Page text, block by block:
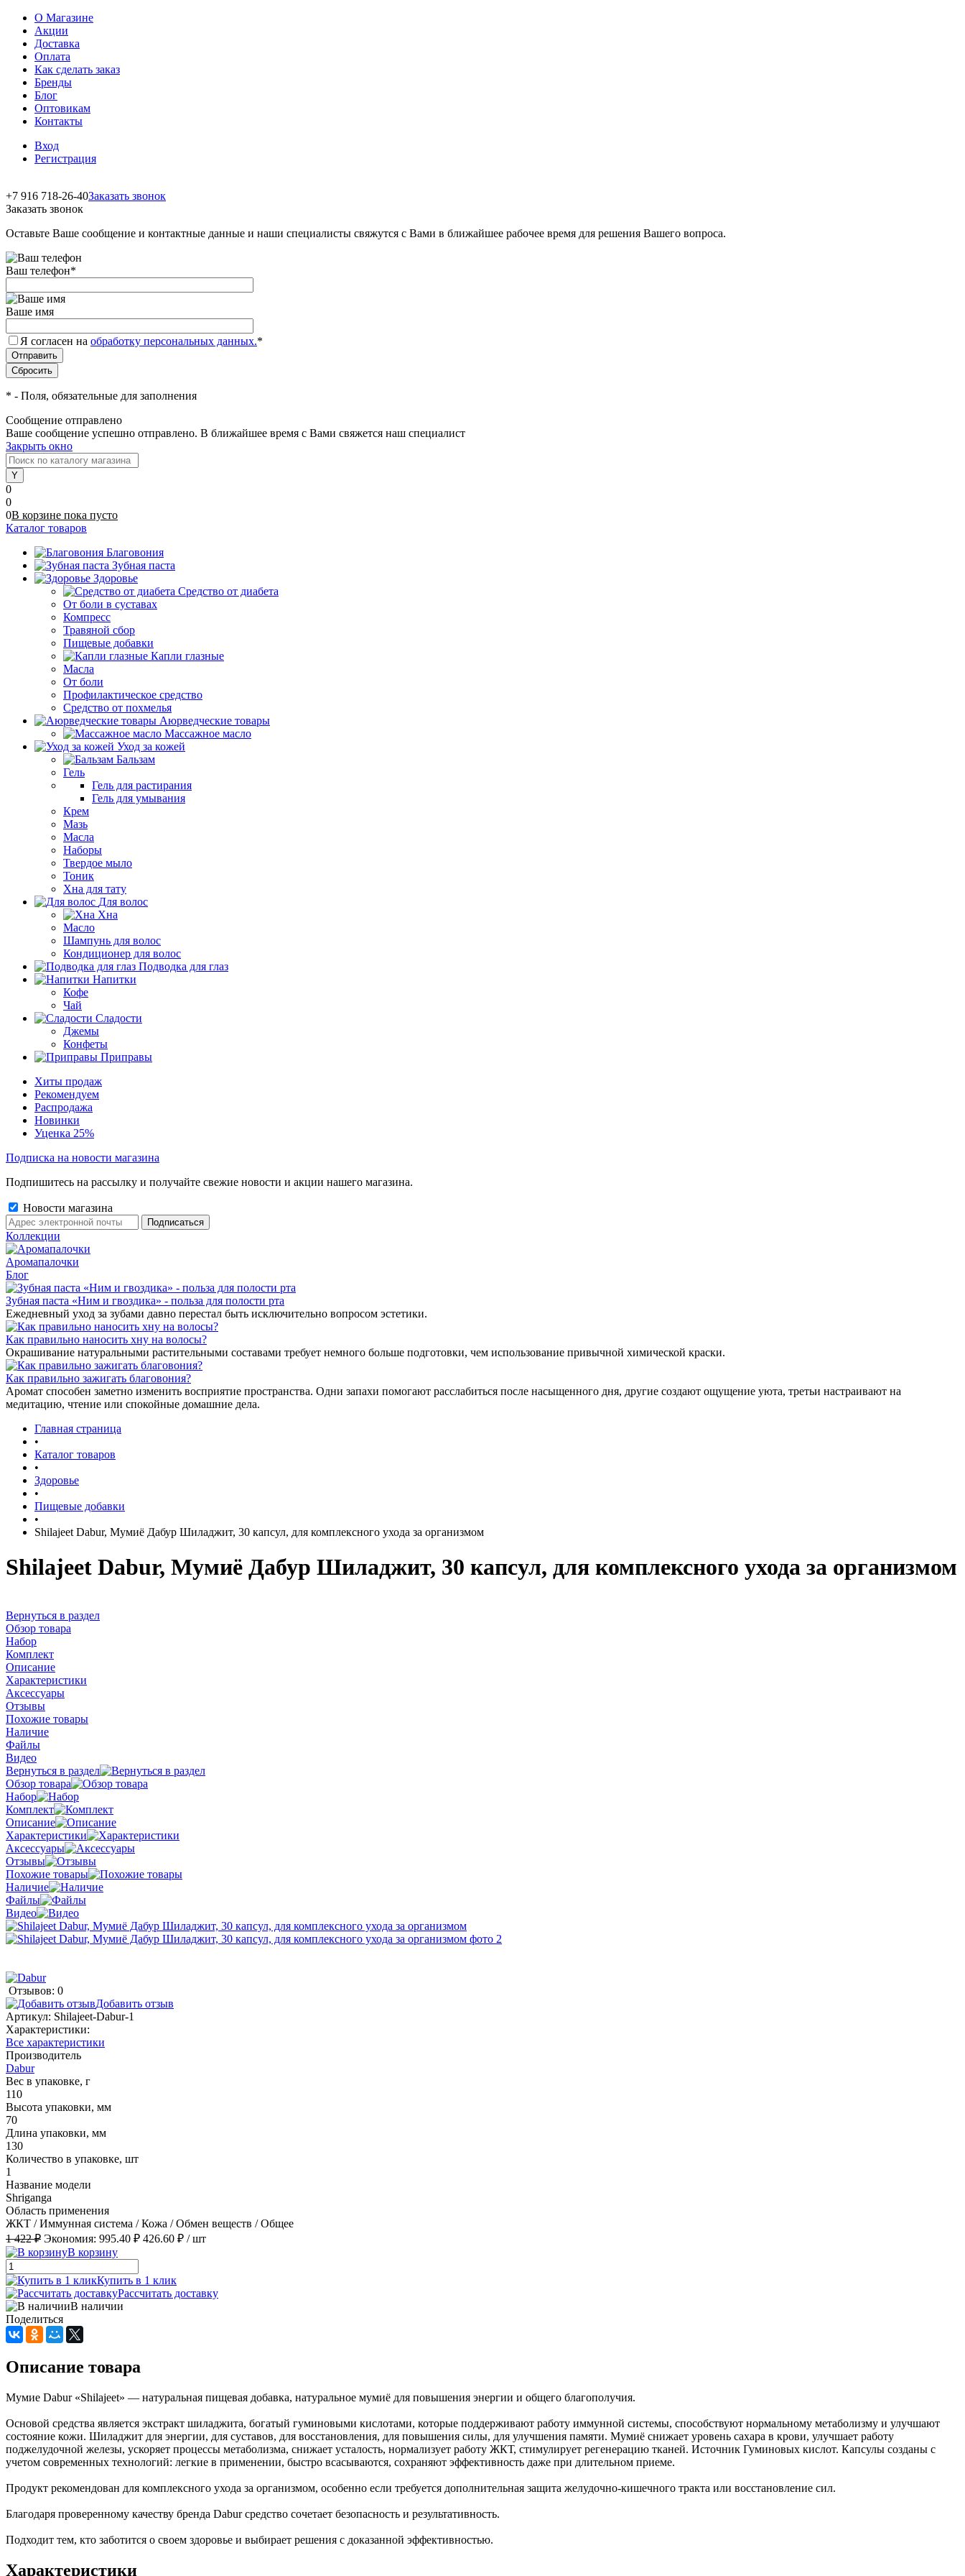
О Магазине
Акции
Доставка
Оплата
Как сделать заказ
Бренды
Блог
Оптовикам
Контакты
Вход
Регистрация
+7 916 718-26-40Заказать звонок
Заказать звонок
Оставьте Ваше сообщение и контактные данные и наши специалисты свяжутся с Вами в ближайшее рабочее время для решения Вашего вопроса.
Ваш телефон*
Ваше имя
Я согласен на обработку персональных данных.*
* - Поля, обязательные для заполнения
Сообщение отправлено
Ваше сообщение успешно отправлено. В ближайшее время с Вами свяжется наш специалист
Закрыть окно
0
0
0В корзине пока пусто
Каталог товаров
Благовония
Зубная паста
Здоровье
Средство от диабета
От боли в суставах
Компресс
Травяной сбор
Пищевые добавки
Капли глазные
Масла
От боли
Профилактическое средство
Средство от похмелья
Аюрведческие товары
Массажное масло
Уход за кожей
Бальзам
Гель
Гель для растирания
Гель для умывания
Крем
Мазь
Масла
Наборы
Твердое мыло
Тоник
Хна для тату
Для волос
Хна
Масло
Шампунь для волос
Кондиционер для волос
Подводка для глаз
Напитки
Кофе
Чай
Сладости
Джемы
Конфеты
Приправы
Хиты продаж
Рекомендуем
Распродажа
Новинки
Уценка 25%
Подписка на новости магазина
Подпишитесь на рассылку и получайте свежие новости и акции нашего магазина.
Новости магазина
Коллекции
Аромапалочки
Блог
Зубная паста «Ним и гвоздика» - польза для полости рта
Ежедневный уход за зубами давно перестал быть исключительно вопросом эстетики.
Как правильно наносить хну на волосы?
Окрашивание натуральными растительными составами требует немного больше подготовки, чем использование привычной химической краски.
Как правильно зажигать благовония?
Аромат способен заметно изменить восприятие пространства. Одни запахи помогают расслабиться после насыщенного дня, другие создают ощущение уюта, третьи настраивают на
медитацию, чтение или спокойные домашние дела.
Главная страница
•
Каталог товаров
•
Здоровье
•
Пищевые добавки
•
Shilajeet Dabur, Мумиё Дабур Шиладжит, 30 капсул, для комплексного ухода за организмом
Shilajeet Dabur, Мумиё Дабур Шиладжит, 30 капсул, для комплексного ухода за организмом
Вернуться в раздел
Обзор товара
Набор
Комплект
Описание
Характеристики
Аксессуары
Отзывы
Похожие товары
Наличие
Файлы
Видео
Вернуться в раздел
Обзор товара
Набор
Комплект
Описание
Характеристики
Аксессуары
Отзывы
Похожие товары
Наличие
Файлы
Видео
Отзывов: 0
Добавить отзыв
Артикул: Shilajeet-Dabur-1
Характеристики:
Все характеристики
Производитель
Dabur
Вес в упаковке, г
110
Высота упаковки, мм
70
Длина упаковки, мм
130
Количество в упаковке, шт
1
Название модели
Shriganga
Область применения
ЖКТ / Иммунная система / Кожа / Обмен веществ / Общее
1 422 ₽ Экономия: 995.40 ₽ 426.60 ₽ / шт
В корзину
Купить в 1 клик
Рассчитать доставку
В наличии
Поделиться
Описание товара
Мумие Dabur «Shilajeet» — натуральная пищевая добавка, натуральное мумиё для повышения энергии и общего благополучия.
Основой средства является экстракт шиладжита, богатый гуминовыми кислотами, которые поддерживают работу иммунной системы, способствуют нормальному метаболизму и улучшают
состояние кожи. Шиладжит для энергии, для суставов, для восстановления, для повышения силы, для улучшения памяти. Мумиё снижает уровень сахара в крови, улучшает работу
поджелудочной железы, ускоряет процессы метаболизма, снижает усталость, нормализует работу ЖКТ, стимулирует регенерацию тканей. Источник Гуминовых кислот. Капсулы созданы с
учетом современных технологий: легкие в применении, быстро всасываются, сохраняют эффективность даже при длительном приеме.
Продукт рекомендован для комплексного ухода за организмом, особенно если требуется дополнительная защита желудочно-кишечного тракта или восстановление сил.
Благодаря проверенному качеству бренда Dabur средство сочетает безопасность и результативность.
Подходит тем, кто заботится о своем здоровье и выбирает решения с доказанной эффективностью.
Характеристики